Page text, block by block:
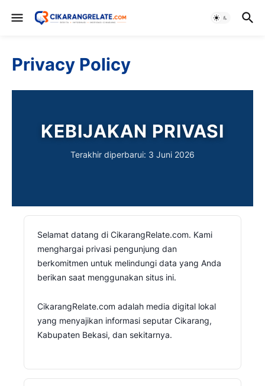
Privacy Policy
KEBIJAKAN PRIVASI
Terakhir diperbarui: 3 Juni 2026
Selamat datang di CikarangRelate.com. Kami
menghargai privasi pengunjung dan
berkomitmen untuk melindungi data yang Anda
berikan saat menggunakan situs ini.
CikarangRelate.com adalah media digital lokal
yang menyajikan informasi seputar Cikarang,
Kabupaten Bekasi, dan sekitarnya.